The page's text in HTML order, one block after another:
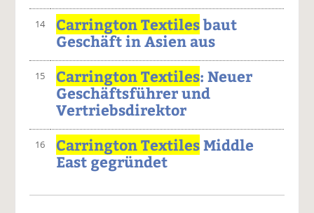
14 Carrington Textilesbaut
Geschäft in Asien aus
15 Carrington Textiles: Neuer
Geschäftsführer und
Vertriebsdirektor
16 Carrington TextilesMiddle
East gegründet